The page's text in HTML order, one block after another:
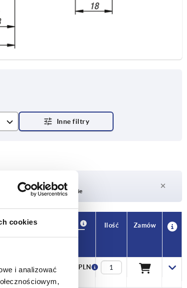
cookies
i analizować
Czas dostawy na żądanie
Obecnie brak w magazynie
CAD Ilość Zamów
142,52 PLN